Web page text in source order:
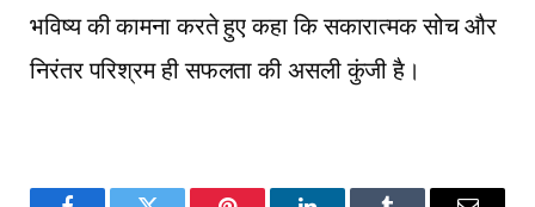
भविष्य की कामना करते हुए कहा कि सकारात्मक सोच और
निरंतर परिश्रम ही सफलता की असली कुंजी है।